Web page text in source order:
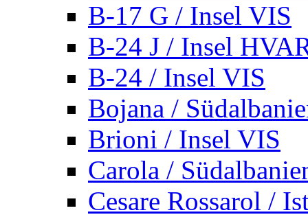
B-17 G / Insel VIS
B-24 J / Insel
B-24 / Insel VIS
Bojana /
Brioni / Insel VIS
Carola /
Cesare Rossarol /